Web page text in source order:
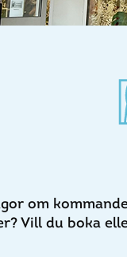
om
Vill du boka